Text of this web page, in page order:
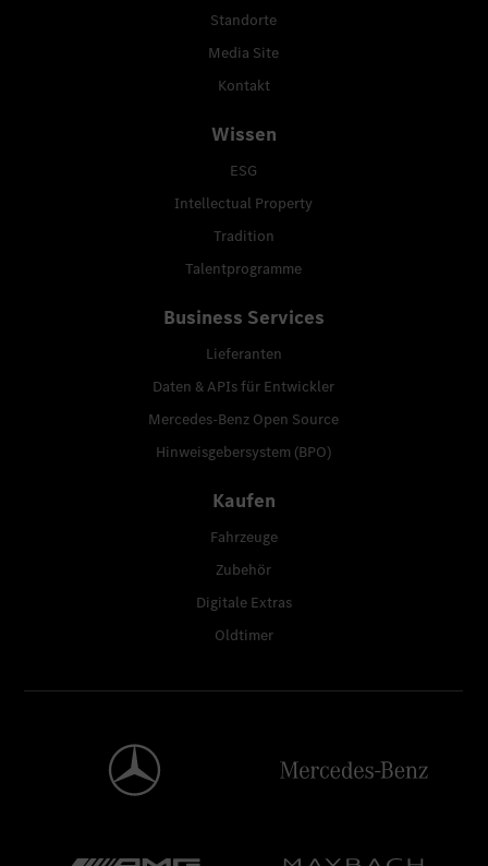
Standorte
Media Site
Kontakt
Wissen
ESG
Intellectual Property
Tradition
Talentprogramme
Business Services
Lieferanten
Daten & APIs für Entwickler
Mercedes-Benz Open Source
Hinweisgebersystem (BPO)
Kaufen
Fahrzeuge
Zubehör
Digitale Extras
Oldtimer